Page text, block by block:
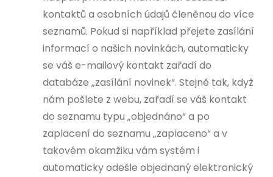
kontaktů a osobních údajů členěnou do více
seznamů. Pokud si například přejete zasílání
informací o našich novinkách, automaticky
se váš e-mailový kontakt zařadí do
databáze „zasílání novinek“. Stejně tak, když
nám pošlete z webu, zařadí se váš kontakt
do seznamu typu „objednáno“ a po
zaplacení do seznamu „zaplaceno“ a v
takovém okamžiku vám systém i
automaticky odešle objednaný elektronický